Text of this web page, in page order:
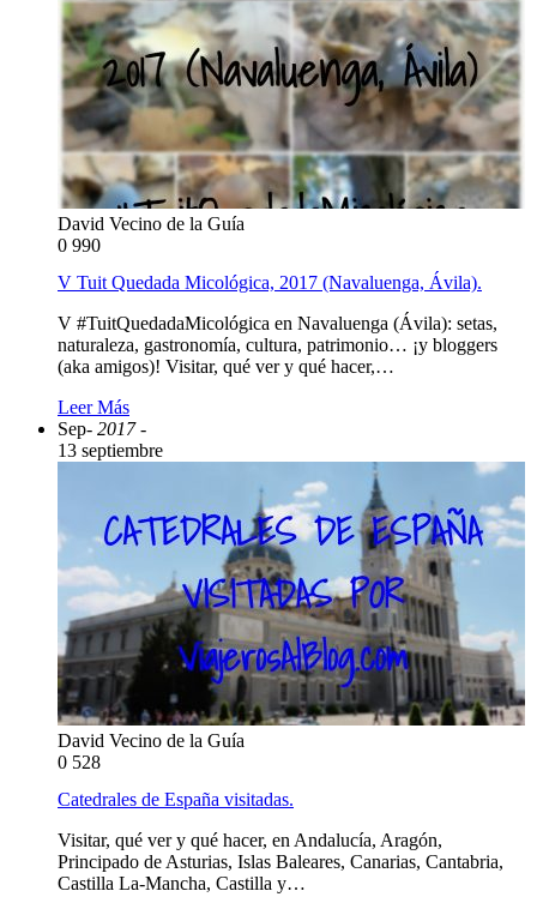
David Vecino de la Guía
0 990
V Tuit Quedada Micológica, 2017 (Navaluenga, Ávila).
V #TuitQuedadaMicológica en Navaluenga (Ávila): setas,
naturaleza, gastronomía, cultura, patrimonio… ¡y bloggers
(aka amigos)! Visitar, qué ver y qué hacer,…
Leer Más
Sep- 2017 -
13 septiembre
David Vecino de la Guía
0 528
Catedrales de España visitadas.
Visitar, qué ver y qué hacer, en Andalucía, Aragón,
Principado de Asturias, Islas Baleares, Canarias, Cantabria,
Castilla La-Mancha, Castilla y…